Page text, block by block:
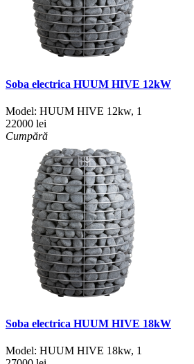
Soba electrica HUUM HIVE 12kW
Model: HUUM HIVE 12kw, 1
22000 lei
Cumpără
Soba electrica HUUM HIVE 18kW
Model: HUUM HIVE 18kw, 1